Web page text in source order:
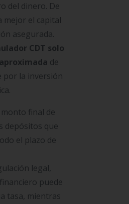
del dinero. De
mejor el capital
asegurada.
CDT solo
de
por la inversión
final de
depósitos que
el plazo de
legal,
puede
tasa, mientras